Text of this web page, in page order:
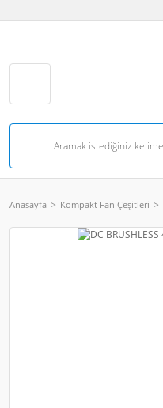
Anasayfa Kompakt Fan Çeşitleri